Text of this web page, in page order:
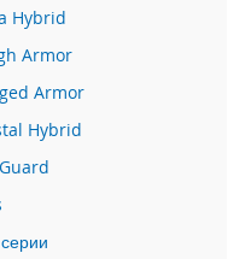
Hybrid
Armor
Armor
Hybrid